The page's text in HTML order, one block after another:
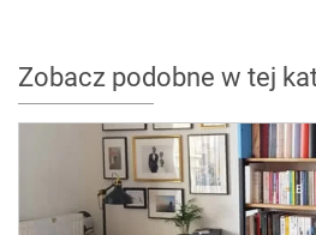
Zobacz podobne w tej